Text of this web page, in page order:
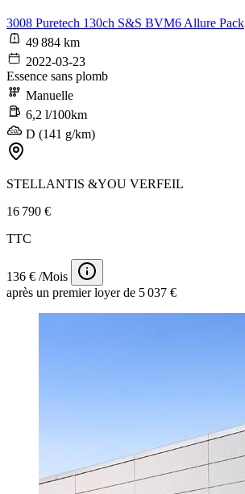
3008 Puretech 130ch S&S BVM6 Allure Pack
49 884 km
2022-03-23
Essence sans plomb
Manuelle
6,2 l/100km
D (141 g/km)
STELLANTIS &YOU VERFEIL
16 790 €
TTC
136 € /Mois
après un premier loyer de 5 037 €